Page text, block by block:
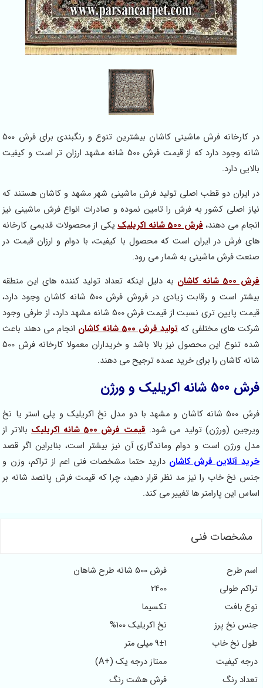
در کارخانه فرش ماشینی کاشان بیشترین تنوع و رنگبندی برای فرش 500
شانه وجود دارد که از قیمت فرش 500 شانه مشهد ارزان تر است و کیفیت
دارد.
دو قطب اصلی تولید فرش ماشینی شهر مشهد و کاشان هستند که
اصلی کشور به فرش را تامین نموده و صادرات انواع فرش ماشینی نیز
می دهند،فرش 500 شانه اکریلیک
یکی از محصولات قدیمی کارخانه
فرش در ایران است که محصول با کیفیت، با دوام و ارزان قیمت در
فرش ماشینی به شمار می رود.
کاشان
به دلیل اینکه تعداد تولید کننده های این منطقه
بیشتر است و رقابت زیادی در فروش فرش 500 شانه کاشان وجود دارد،
قیمت پایین تری نسبت از قیمت فرش 500 شانه مشهد دارد، از طرفی وجود
های مختلفی که تولید فرش 500 شانه کاشان
انجام می دهند باعث
شده تنوع این محصول نیز بالا باشد و خریداران معمولا کارخانه فرش 500
کاشان را برای خرید عمده ترجیح می دهند.
و ورژن
فرش 500 شانه کاشان و مشهد با دو مدل نخ اکریلیک و پلی استر یا نخ
(ورژن) تولید می شود.قیمت فرش 500 شانه اکریلیک
بالاتر از
ورژن است و دوام وماندگاری آن نیز بیشتر است، بنابراین اگر قصد
آنلاین فرش کاشاندارید حتما مشخصات فنی اعم از تراکم، وزن و
نخ خاب را نیز مد نظر قرار دهید، چرا که قیمت فرش پانصد شانه بر
این پارامتر ها تغییر می کند.
فنی
طرح
فرش 500 شانه طرح شاهان
طولی
2400
بافت
تکسیما
نخ پرز
نخ اکریلیک 100%
نخ خاب
کیفیت
ممتاز درجه یک (+A)
رنگ
فرش هشت رنگ